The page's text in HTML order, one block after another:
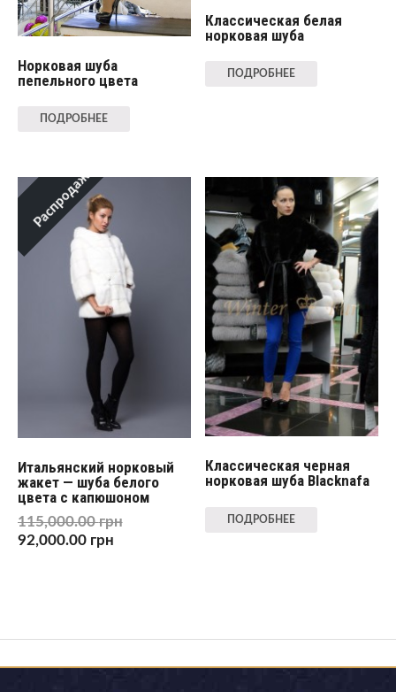
Норковая шуба
пепельного цвета
ПОДРОБНЕЕ
Классическая белая
норковая шуба
ПОДРОБНЕЕ
Распродажа!
Итальянский норковый
жакет — шуба белого
цвета с капюшоном
115,000.00грн
92,000.00 грн
Классическая черная
норковая шуба Blacknafa
ПОДРОБНЕЕ